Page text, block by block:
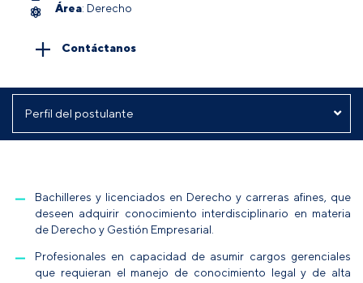
Área: Derecho
Contáctanos
Bachilleres y licenciados en Derecho y carreras afines, que
deseen adquirir conocimiento interdisciplinario en materia
de Derecho y Gestión Empresarial.
Profesionales en capacidad de asumir cargos gerenciales
que requieran el manejo de conocimiento legal y de alta